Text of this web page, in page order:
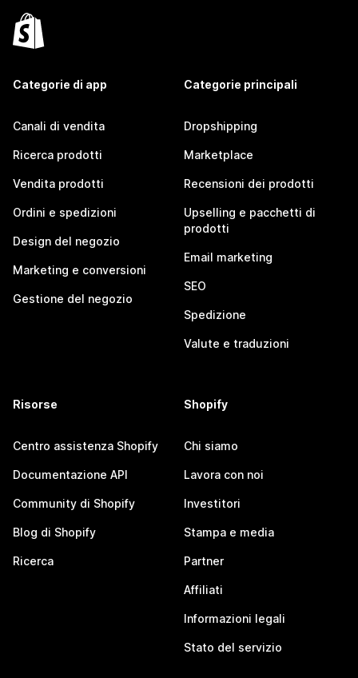
Categorie di app
Canali di vendita
Ricerca prodotti
Vendita prodotti
Ordini e spedizioni
Design del negozio
Marketing e conversioni
Gestione del negozio
Categorie principali
Dropshipping
Marketplace
Recensioni dei prodotti
Upselling e pacchetti di
prodotti
Email marketing
SEO
Spedizione
Valute e traduzioni
Risorse
Centro assistenza Shopify
Documentazione API
Community di Shopify
Blog di Shopify
Ricerca
Shopify
Chi siamo
Lavora con noi
Investitori
Stampa e media
Partner
Affiliati
Informazioni legali
Stato del servizio